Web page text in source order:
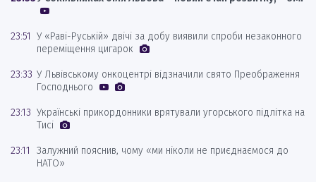
23:51 У «Раві-Руській» двічі за добу виявили спроби незаконного
переміщення цигарок
23:33 У Львівському онкоцентрі відзначили свято Преображення
Господнього
23:13 Українські прикордонники врятували угорського підлітка на
Тисі
23:11
Залужний пояснив, чому «ми ніколи не приєднаємося до
НАТО»